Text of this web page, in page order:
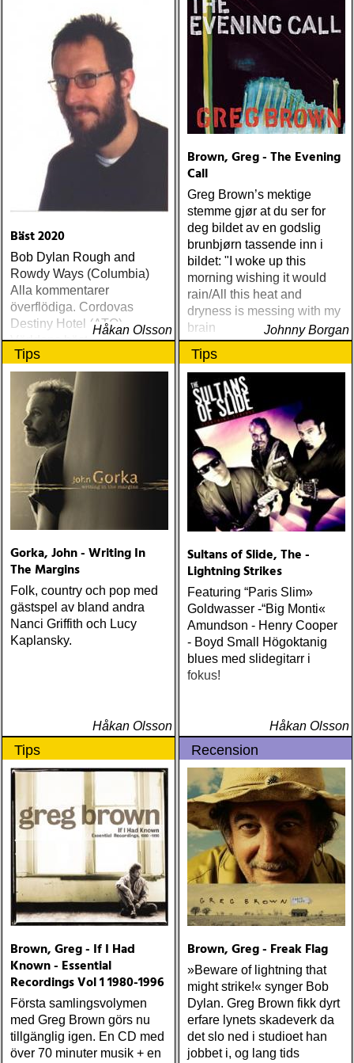
Bäst 2020
Bob Dylan Rough and
Rowdy Ways (Columbia)
Alla kommentarer
överflödiga. Cordovas
Destiny Hotel (ATO)
Världens bästa liveband
visar nu klassen även på
skiva
Håkan Olsson
Brown, Greg - The Evening
Call
Greg Brown’s mektige
stemme gjør at du ser for
deg bildet av en godslig
brunbjørn tassende inn i
bildet: "I woke up this
morning wishing it would
rain/All this heat and
dryness is messing with my
brain
Johnny Borgan
Tips
Gorka, John - Writing In
The Margins
Folk, country och pop med
gästspel av bland andra
Nanci Griffith och Lucy
Kaplansky.
Håkan Olsson
Tips
Sultans of Slide, The -
Lightning Strikes
Featuring “Paris Slim»
Goldwasser -“Big Monti«
Amundson - Henry Cooper
- Boyd Small Högoktanig
blues med slidegitarr i
fokus!
Håkan Olsson
Tips
Brown, Greg - If I Had
Known - Essential
Recordings Vol 1 1980-1996
Första samlingsvolymen
med Greg Brown görs nu
tillgänglig igen. En CD med
över 70 minuter musik + en
Recension
Brown, Greg - Freak Flag
»Beware of lightning that
might strike!« synger Bob
Dylan. Greg Brown fikk dyrt
erfare lynets skadeverk da
det slo ned i studioet han
jobbet i, og lang tids